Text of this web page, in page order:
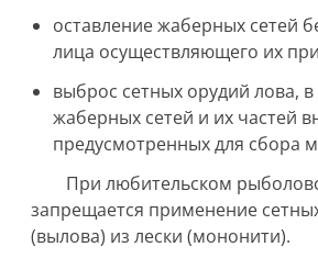
оставление жаберных сетей
лица осуществляющего их
выброс сетных орудий лова,
жаберных сетей и их частей
предусмотренных для сбора
При любительском
запрещается применение
(вылова) из лески (мононити).